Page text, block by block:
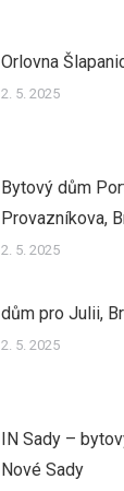
Orlovna
2. 5. 2025
Bytový dům
Provazníkova,
2. 5. 2025
dům pro Julii,
2. 5. 2025
IN Sady –
Nové Sady